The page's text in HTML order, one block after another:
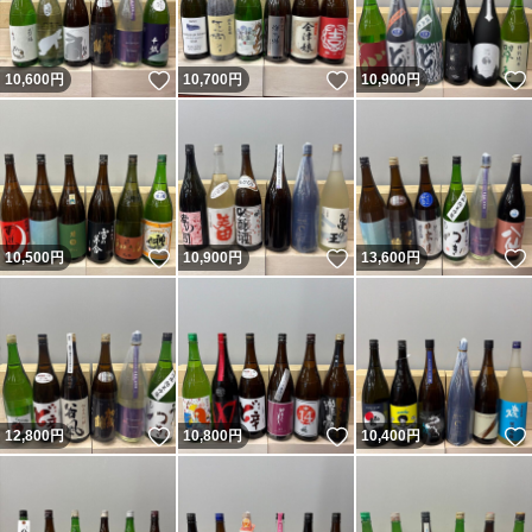
10,600円 いいね！
10,700円 いいね！
10,900円
10,500円 いいね！
10,900円 いいね！
13,600円
12,800円 いいね！
10,800円 いいね！
10,400円